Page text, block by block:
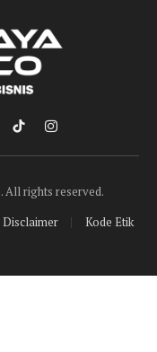
TikTokInstagram
. All rights reserved.
Disclaimer Kode Etik